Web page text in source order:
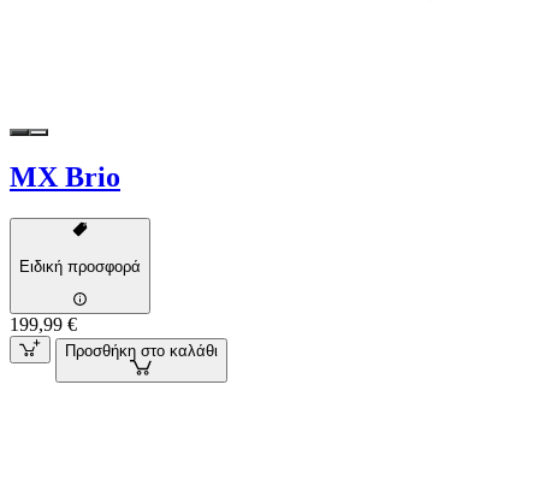
MX Brio
Ειδική προσφορά
199,99 €
Προσθήκη στο καλάθι